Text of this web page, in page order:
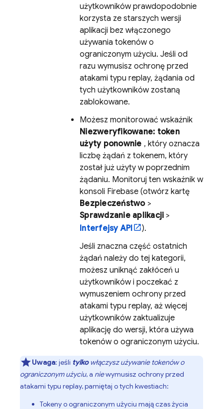
użytkowników prawdopodobnie
korzysta ze starszych wersji
aplikacji bez włączonego
używania tokenów o
ograniczonym użyciu. Jeśli od
razu wymusisz ochronę przed
atakami typu replay, żądania od
tych użytkowników zostaną
zablokowane.
Możesz monitorować wskaźnik
Niezweryfikowane: token
użyty ponownie , który oznacza
liczbę żądań z tokenem, który
został już użyty w poprzednim
żądaniu. Monitoruj ten wskaźnik w
konsoli Firebase (otwórz kartę
Bezpieczeństwo>
Sprawdzanie aplikacji >
Interfejsy API
).
Jeśli znaczna część ostatnich
żądań należy do tej kategorii,
możesz uniknąć zakłóceń u
użytkowników i poczekać z
wymuszeniem ochrony przed
atakami typu replay, aż więcej
użytkowników zaktualizuje
aplikację do wersji, która używa
tokenów o ograniczonym użyciu.
Uwaga: jeśli tylkowłączysz używanie tokenów o
ograniczonym użyciu, a niewymusisz ochrony przed
atakami typu replay, pamiętaj o tych kwestiach:
Tokeny o ograniczonym użyciu mają czas życia